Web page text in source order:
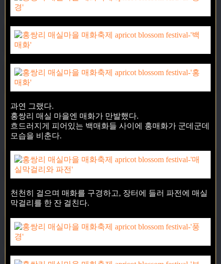
과연 그랬다.
홍쌍리 매실 마을엔 매화가 만발했다.
흐드러지게 피어있는 백매화들 사이에 홍매화가 군데군데
모습을 비춘다.
천천히 걸으며 매화를 구경하고, 장터에 들러 파전에 매실
막걸리를 한 잔 걸친다.